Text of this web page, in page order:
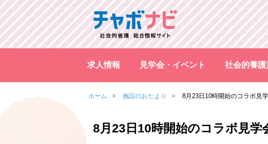
求人情報 見学会・イベント 社会的養
ホーム 施設のおたより 8月23日10時開始のコラボ見
8月23日10時開始のコラボ見